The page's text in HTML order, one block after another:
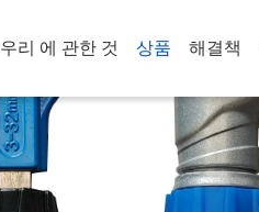
우리 에 관한 것 상품 해결책